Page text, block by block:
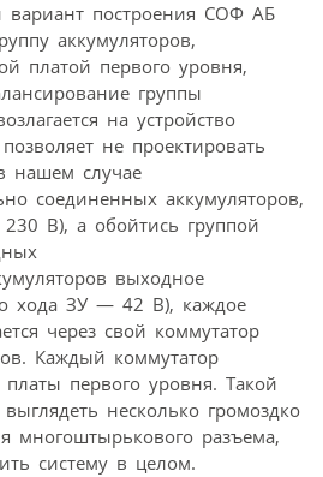
построения СОФ АБ
аккумуляторов,
платой первого уровня,
группы
на устройство
не проектировать
нашем случае
соединенных аккумуляторов,
230 В), а обойтись группой
выходное
хода ЗУ — 42 В), каждое
через свой коммутатор
Каждый коммутатор
платы первого уровня. Такой
несколько громоздко
многоштырькового разъема,
систему в целом.